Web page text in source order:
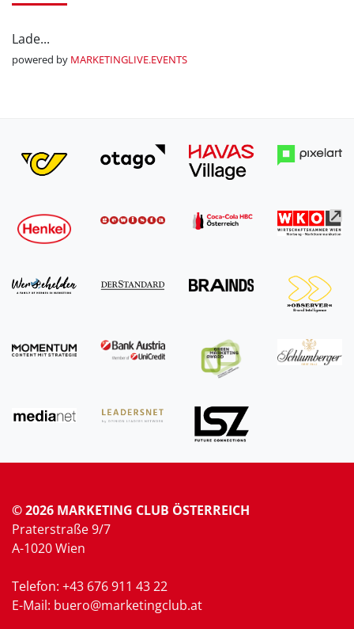
Lade...
powered by MARKETINGLIVE.EVENTS
© 2026 MARKETING CLUB ÖSTERREICH
Praterstraße 9/7
A-1020 Wien
Telefon: +43 676 911 43 22
E-Mail: buero@marketingclub.at